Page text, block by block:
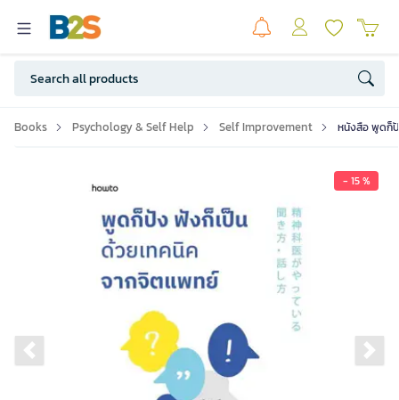
Books Psychology & Self Help Self Improvement หนังสือ พูดก็
- 15 %
Previous slide